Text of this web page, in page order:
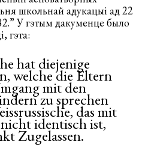
школьнай адукацыі ад 22
У гэтым дакуменце было
гэта:
hat diejenige
welche die Eltern
mit den
zu sprechen
das mit
identisch ist,
Zugelassen.